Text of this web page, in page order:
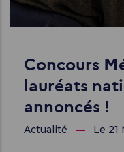
Concours
lauréats
annoncés !
Actualité Le 21